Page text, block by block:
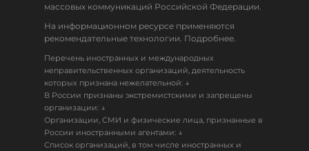
массовых коммуникаций Российской Федерации.
На информационном ресурсе применяются
рекомендательные технологии. Подробнее.
Перечень иностранных и международных
неправительственных организаций, деятельность
которых признана нежелательной: ↓
В России признаны экстремистскими и запрещены
организации: ↓
Организации, СМИ и физические лица, признанные в
России иностранными агентами: ↓
Список организаций, в том числе иностранных и